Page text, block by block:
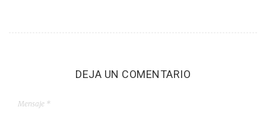
DEJA UN COMENTARIO